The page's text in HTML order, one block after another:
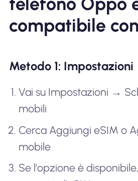
compatibile
Metodo 1: Impostazioni
Vai su Impostazioni →
mobili
Cerca Aggiungi eSIM o
mobile
Se l'opzione è